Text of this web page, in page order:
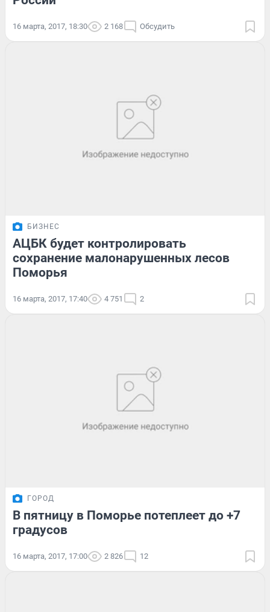
16 марта, 2017, 18:30 2 168 Обсудить
БИЗНЕС
АЦБК будет контролировать
сохранение малонарушенных лесов
Поморья
16 марта, 2017, 17:40 4 751 2
ГОРОД
В пятницу в Поморье потеплеет до +7
градусов
16 марта, 2017, 17:00 2 826 12